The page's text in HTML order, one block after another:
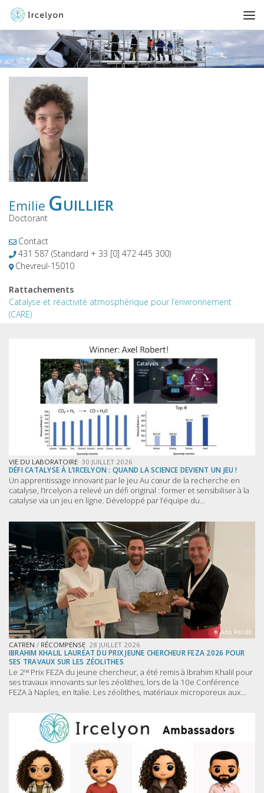
Emilie Guillier
Doctorant
Contact
431 587 (Standard + 33 [0] 472 445 300)
Chevreul-15010
Rattachements
Catalyse et réactivité atmosphérique pour l’environnement
(CARE)
VIE DU LABORATOIRE 30 JUILLET 2026
DÉFI CATALYSE À L’IRCELYON : QUAND LA SCIENCE DEVIENT UN JEU !
Un apprentissage innovant par le jeu Au cœur de la recherche en
catalyse, l’Ircelyon a relevé un défi original : former et sensibiliser à la
catalyse via un jeu en ligne. Développé par l’équipe du...
CATREN / RÉCOMPENSE 28 JUILLET 2026
IBRAHIM KHALIL LAURÉAT DU PRIX JEUNE CHERCHEUR FEZA 2026 POUR
SES TRAVAUX SUR LES ZÉOLITHES
Le 2ⁿᵈ Prix FEZA du jeune chercheur, a été remis à Ibrahim Khalil pour
ses travaux innovants sur les zéolithes, lors de la 10e Conférence
FEZA à Naples, en Italie. Les zéolithes, matériaux microporeux aux...